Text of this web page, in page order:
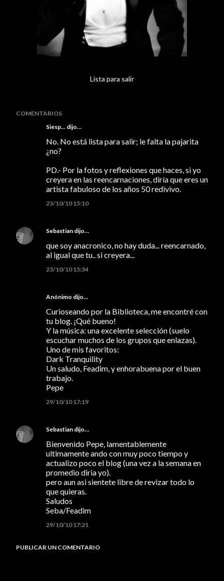
Lista para salir
COMENTARIOS
Siesp... dijo…
No. No está lista para salir; le falta la pajarita
¿no?
PD.- Por la fotos y reflexiones que haces, si yo
creyera en las reencarnaciones, diría que eres un
artista fabuloso de los años 50 redivivo.
23/10/10 15:10
Sebastian dijo…
que soy anacronico, no hay duda... reencarnado,
al igual que tu.. si creyera...
23/10/10 15:34
Anónimo dijo…
Curioseando por la Biblioteca, me encontré con
tu blog. ¡Qué bueno!
Y la música: una excelente selección (suelo
escuchar muchos de los grupos que enlazas).
Uno de mis favoritos:
Dark Tranquility
Un saludo, Feadim, y enhorabuena por el buen
trabajo.
Pepe
29/10/10 17:19
Sebastian dijo…
Bienvenido Pepe, lamentablemente
ultimamente ando con muy poco tiempo y
actualizo poco el blog (una vez a la semana en
promedio diria yo).
pero aun asi sientete libre de revizar todo lo
que quieras.
Saludos
Seba/Feadim
29/10/10 17:21
PUBLICAR UN COMENTARIO